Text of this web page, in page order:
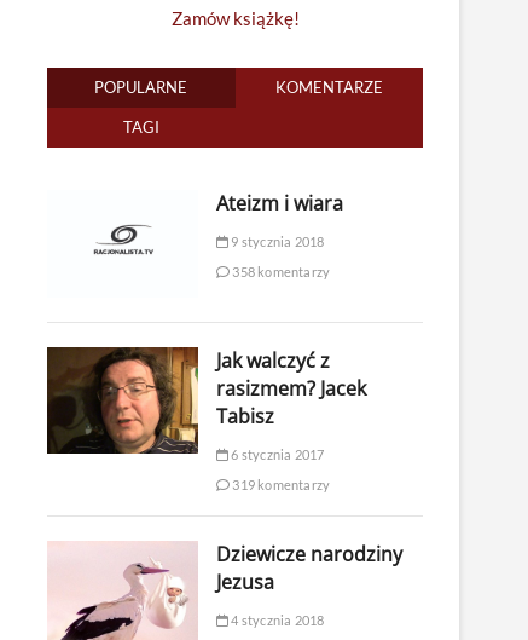
Zamów książkę!
POPULARNE KOMENTARZE
TAGI
Ateizm i wiara
9 stycznia 2018
358 komentarzy
Jak walczyć z
rasizmem? Jacek
Tabisz
6 stycznia 2017
319 komentarzy
Dziewicze narodziny
Jezusa
4 stycznia 2018